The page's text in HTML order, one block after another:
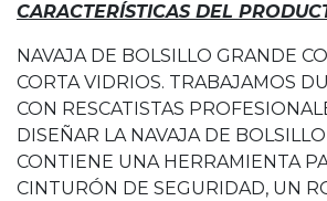
CARACTERÍSTICAS DEL
NAVAJA DE BOLSILLO GRANDE
CORTA VIDRIOS. TRABAJAMOS
CON RESCATISTAS
DISEÑAR LA NAVAJA DE
CONTIENE UNA HERRAMIENTA
CINTURÓN DE SEGURIDAD, UN